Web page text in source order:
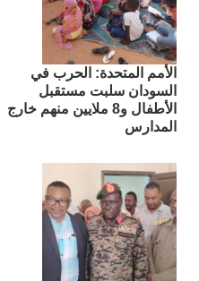
الأمم المتحدة: الحرب في
السودان سلبت مستقبل
الأطفال و8 ملايين منهم خارج
المدارس